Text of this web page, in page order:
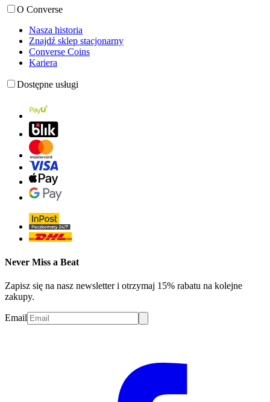
O Converse
Nasza historia
Znajdź sklep stacjonarny
Converse Coins
Kariera
Dostępne usługi
Never Miss a Beat
Zapisz się na nasz newsletter i otrzymaj 15% rabatu na kolejne
zakupy.
Email